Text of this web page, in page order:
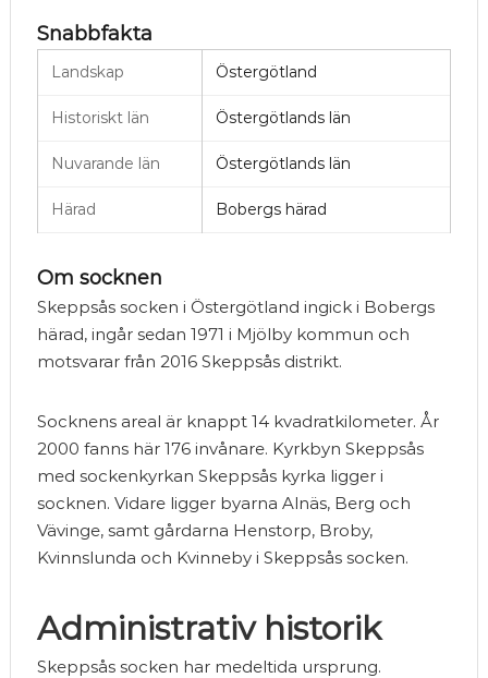
Snabbfakta
Landskap Östergötland
Historiskt län Östergötlands län
Nuvarande län Östergötlands län
Härad Bobergs härad
Om socknen
Skeppsås socken i Östergötland ingick i Bobergs
härad, ingår sedan 1971 i Mjölby kommun och
motsvarar från 2016 Skeppsås distrikt.
Socknens areal är knappt 14 kvadratkilometer. År
2000 fanns här 176 invånare. Kyrkbyn Skeppsås
med sockenkyrkan Skeppsås kyrka ligger i
socknen. Vidare ligger byarna Alnäs, Berg och
Vävinge, samt gårdarna Henstorp, Broby,
Kvinnslunda och Kvinneby i Skeppsås socken.
Administrativ historik
Skeppsås socken har medeltida ursprung.